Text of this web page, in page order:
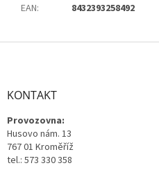
EAN: 8432393258492
Z
KONTAKT
Provozovna:
Husovo nám. 13
767 01 Kroměříž
tel.: 573 330 358